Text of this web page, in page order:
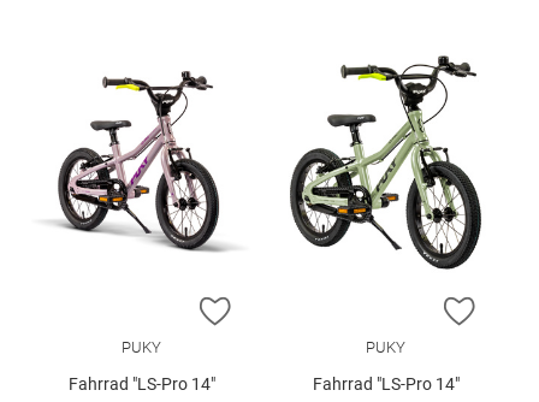
ZUR WUNSCHLISTE HINZUFÜGEN
PUKY
Fahrrad "LS-Pro 14"
ZUR
PUKY
Fahrrad "LS-Pro 14"